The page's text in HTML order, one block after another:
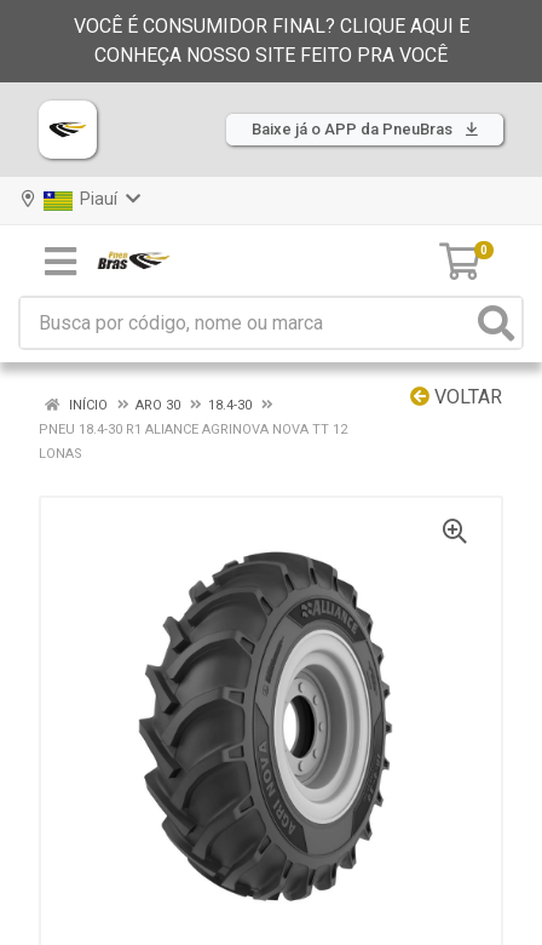
VOCÊ É CONSUMIDOR FINAL? CLIQUE AQUI E
CONHEÇA NOSSO SITE FEITO PRA VOCÊ
Baixe já o APP da PneuBras
Piauí
0
VOLTAR
INÍCIO ARO 30
18.4-30
PNEU 18.4-30 R1 ALIANCE AGRINOVA NOVA TT 12
LONAS